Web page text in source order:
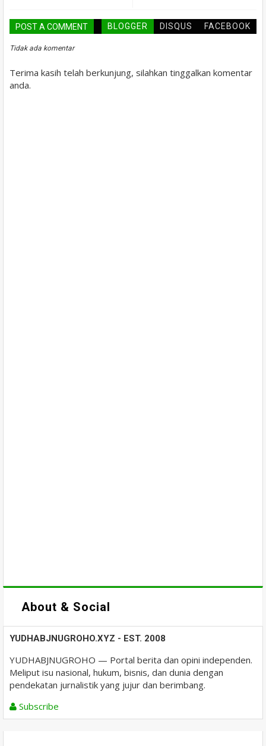
POST A COMMENT BLOGGER DISQUS FACEBOOK
Tidak ada komentar
Terima kasih telah berkunjung, silahkan tinggalkan komentar
anda.
About & Social
YUDHABJNUGROHO.XYZ - EST. 2008
YUDHABJNUGROHO — Portal berita dan opini independen.
Meliput isu nasional, hukum, bisnis, dan dunia dengan
pendekatan jurnalistik yang jujur dan berimbang.
Subscribe